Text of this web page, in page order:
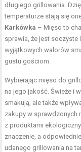
długiego grillowania.
temperaturze stają się
Karkówka – Mięso to
sprawia, że jest soczyste
wyjątkowych walorów
gustu gościom.
Wybierając mięso do
na jego jakość. Świeże i
smakują, ale także
zakupy w sprawdzonych
z produktami
znaczenie, a
udanego grillowania na